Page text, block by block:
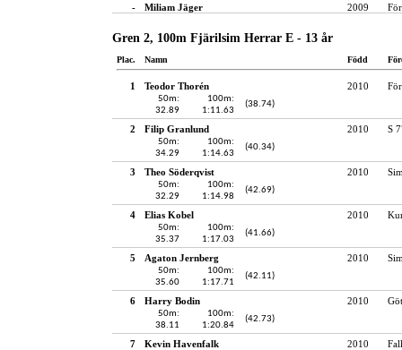
-
Miliam Jäger 2009
Gren 2, 100m Fjärilsim Herrar E - 13 år
Plac. Namn Född
1 Teodor Thorén 2010
50m:
32.89
100m:
1:11.63
(38.74)
2 Filip Granlund 2010 S
50m:
34.29
100m:
1:14.63
(40.34)
3 Theo Söderqvist 2010
50m:
32.29
100m:
1:14.98
(42.69)
4 Elias Kobel 2010
50m:
35.37
100m:
1:17.03
(41.66)
5 Agaton Jernberg 2010
50m:
35.60
100m:
1:17.71
(42.11)
6 Harry Bodin 2010
50m:
38.11
100m:
1:20.84
(42.73)
7 Kevin Havenfalk 2010